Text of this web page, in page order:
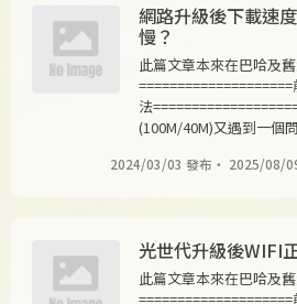
網路升級後下載速
慢？
此篇文章本來在巴哈及
停止使用所以搬到這邊
法
(100M/40M)又遇到一個
2024/03/03 發布 ・ 2025/08/
光世代升級後WIFI
此篇文章本來在巴哈及
停止使用所以搬到這邊